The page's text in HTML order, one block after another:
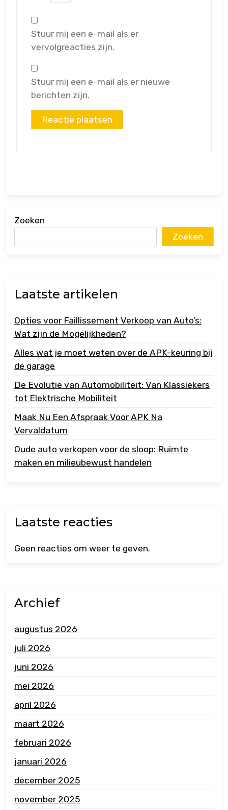
Stuur mij een e-mail als er
vervolgreacties zijn.
Stuur mij een e-mail als er nieuwe
berichten zijn.
Zoeken
Zoeken
Laatste artikelen
Opties voor Faillissement Verkoop van Auto’s:
Wat zijn de Mogelijkheden?
Alles wat je moet weten over de APK-keuring bij
de garage
De Evolutie van Automobiliteit: Van Klassiekers
tot Elektrische Mobiliteit
Maak Nu Een Afspraak Voor APK Na
Vervaldatum
Oude auto verkopen voor de sloop: Ruimte
maken en milieubewust handelen
Laatste reacties
Geen reacties om weer te geven.
Archief
augustus 2026
juli 2026
juni 2026
mei 2026
april 2026
maart 2026
februari 2026
januari 2026
december 2025
november 2025